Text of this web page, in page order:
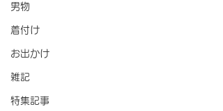
男物
着付け
お出かけ
雑記
特集記事